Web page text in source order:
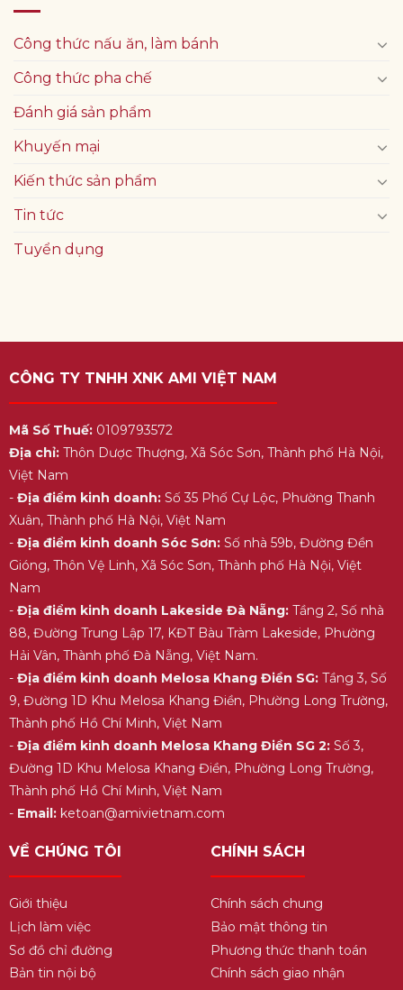
Công thức nấu ăn, làm bánh
Công thức pha chế
Đánh giá sản phẩm
Khuyến mại
Kiến thức sản phẩm
Tin tức
Tuyển dụng
CÔNG TY TNHH XNK AMI VIỆT NAM
Mã Số Thuế:0109793572
Địa chỉ:Thôn Dược Thượng, Xã Sóc Sơn, Thành phố Hà Nội,
Việt Nam
- Địa điểm kinh doanh:Số 35 Phố Cự Lộc, Phường Thanh
Xuân, Thành phố Hà Nội, Việt Nam
- Địa điểm kinh doanh Sóc Sơn:Số nhà 59b, Đường Đền
Gióng, Thôn Vệ Linh, Xã Sóc Sơn, Thành phố Hà Nội, Việt
Nam
- Địa điểm kinh doanh Lakeside Đà Nẵng:Tầng 2, Số nhà
88, Đường Trung Lập 17, KĐT Bàu Tràm Lakeside, Phường
Hải Vân, Thành phố Đà Nẵng, Việt Nam.
- Địa điểm kinh doanh Melosa Khang Điền SG:Tầng 3, Số
9, Đường 1D Khu Melosa Khang Điền, Phường Long Trường,
Thành phố Hồ Chí Minh, Việt Nam
- Địa điểm kinh doanh Melosa Khang Điền SG 2:Số 3,
Đường 1D Khu Melosa Khang Điền, Phường Long Trường,
Thành phố Hồ Chí Minh, Việt Nam
- Email:ketoan@amivietnam.com
VỀ CHÚNG TÔI
Giới thiệu
Lịch làm việc
Sơ đồ chỉ đường
Bản tin nội bộ
CHÍNH SÁCH
Chính sách chung
Bảo mật thông tin
Phương thức thanh toán
Chính sách giao nhận